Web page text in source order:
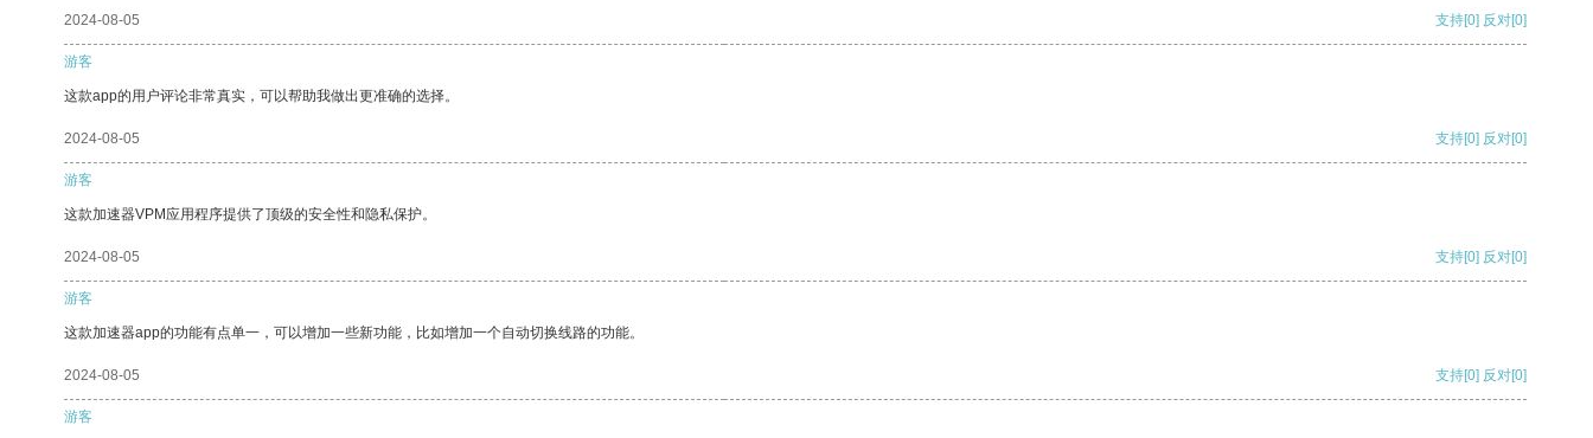
2024-08-05 支持[0] 反对[0]
游客
这款app的用户评论非常真实，可以帮助我做出更准确的选择。
2024-08-05 支持[0] 反对[0]
游客
这款加速器VPM应用程序提供了顶级的安全性和隐私保护。
2024-08-05 支持[0] 反对[0]
游客
这款加速器app的功能有点单一，可以增加一些新功能，比如增加一个自动切换线路的功能。
2024-08-05 支持[0] 反对[0]
游客